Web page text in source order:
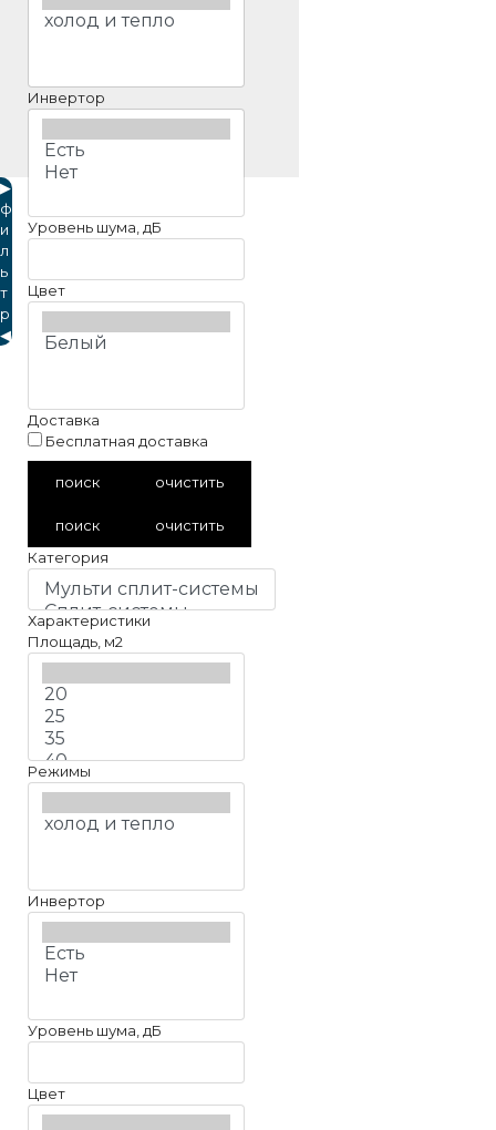
Инвертор
Уровень шума, дБ
Цвет
Доставка
Бесплатная доставка
поиск очистить
поиск
очистить
Категория
Характеристики
Площадь, м2
Режимы
Инвертор
Уровень шума, дБ
Цвет
▶
ф
и
л
ь
т
р
◀